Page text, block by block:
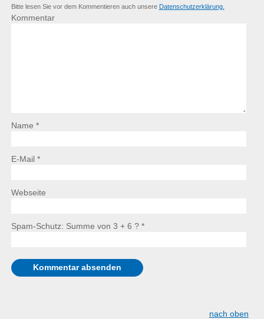
Bitte lesen Sie vor dem Kommentieren auch unsere Datenschutzerklärung.
Kommentar
Name *
E-Mail *
Webseite
Spam-Schutz: Summe von 3 + 6 ? *
nach oben